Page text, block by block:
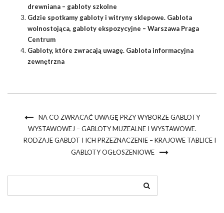
drewniana – gabloty szkolne
Gdzie spotkamy gabloty i witryny sklepowe. Gablota
wolnostojąca, gabloty ekspozycyjne – Warszawa Praga
Centrum
Gabloty, które zwracają uwagę. Gablota informacyjna
zewnętrzna
NA CO ZWRACAĆ UWAGĘ PRZY WYBORZE GABLOTY
WYSTAWOWEJ – GABLOTY MUZEALNE I WYSTAWOWE.
RODZAJE GABLOT I ICH PRZEZNACZENIE – KRAJOWE TABLICE I
GABLOTY OGŁOSZENIOWE